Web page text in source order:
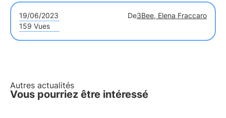
19/06/2023 De3Bee, Elena Fraccaro
159 Vues
Autres actualités
Vous pourriez être intéressé